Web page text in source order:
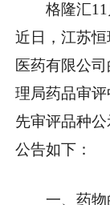
格隆汇
近日，江苏
医药有限公
理局药品审
先审评品种
公告如下：
一、药